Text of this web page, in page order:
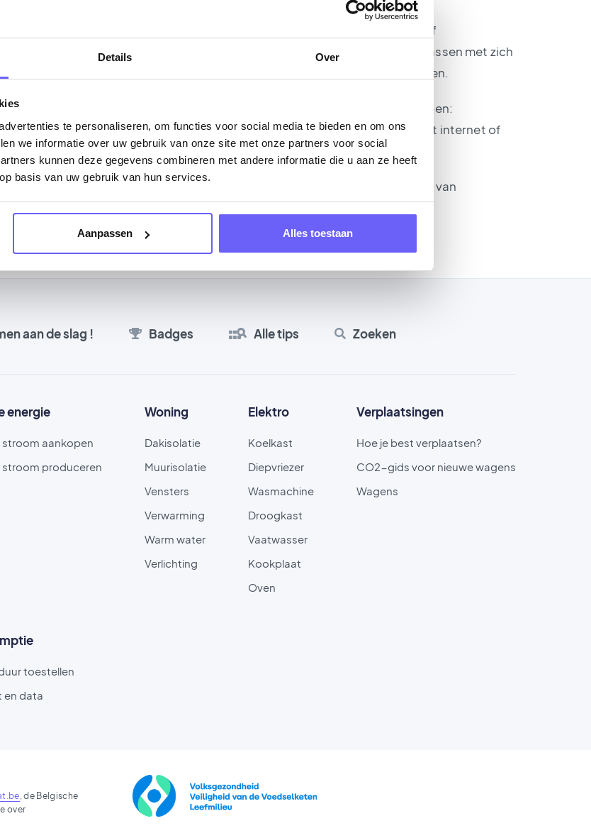
Details Over
te personaliseren, om functies voor social media te bieden en om ons
we informatie over uw gebruik van onze site met onze partners voor social
kunnen deze gegevens combineren met andere informatie die u aan ze heeft
basis van uw gebruik van hun services.
Aanpassen Alles toestaan
geproduceerd door windmolens, zonnepanelen of
dan brengt die nauwelijks of geen uitstoot van broeikasgassen met zich
Enkel groene stroom verbruiken zal je CO₂-uitstoot dus behoorlijk verlagen.
eigenlijk geen enkele reden om geen contract voor groene stroom te hebben:
op groene stroomis immers heel eenvoudig (enkele klikken op het internet of
enkel papier invullen) en kost niet meer.
natuurlijk zelf ook je eigen groene stroom produceren door het plaatsen van
(fotovoltaïsche panelen) op je dak.
aan de slag ! Badges Alle tips Zoeken
energie
stroom aankopen
stroom produceren
Woning
Dakisolatie
Muurisolatie
Vensters
Verwarming
Warm water
Verlichting
Elektro
Koelkast
Diepvriezer
Wasmachine
Droogkast
Vaatwasser
Kookplaat
Oven
Verplaatsingen
Hoe je best verplaatsen?
CO2-gids voor nieuwe wagens
Wagens
toestellen
en data
, de Belgische
over